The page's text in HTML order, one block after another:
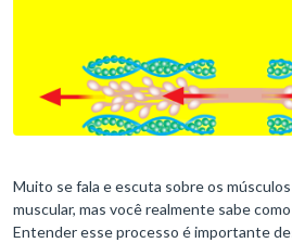
Muito se fala e escuta sobre os
muscular, mas você realmente sabe
Entender esse processo é importante